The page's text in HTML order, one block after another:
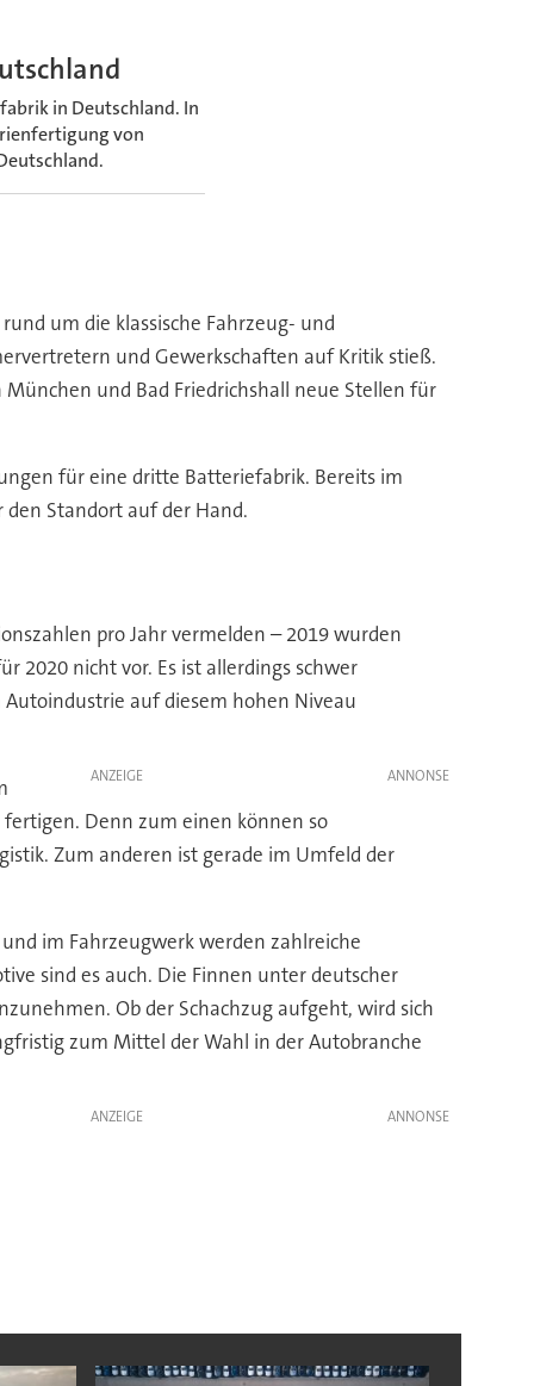
in Deutschland. In
von
um die klassische Fahrzeug- und
und Gewerkschaften auf Kritik stieß.
und Bad Friedrichshall neue Stellen für
für eine dritte Batteriefabrik. Bereits im
Standort auf der Hand.
pro Jahr vermelden – 2019 wurden
2020 nicht vor. Es ist allerdings schwer
auf diesem hohen Niveau
ANZEIGE
Denn zum einen können so
Zum anderen ist gerade im Umfeld der
im Fahrzeugwerk werden zahlreiche
sind es auch. Die Finnen unter deutscher
Ob der Schachzug aufgeht, wird sich
zum Mittel der Wahl in der Autobranche
ANZEIGE